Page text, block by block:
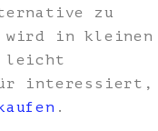
zu
wird in kleinen
leicht
interessiert,
.